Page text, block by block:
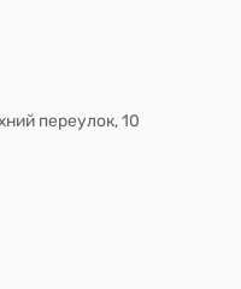
переулок, 10